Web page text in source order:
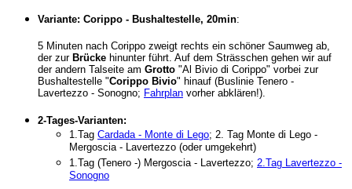
Variante: Corippo - Bushaltestelle, 20min:
5 Minuten nach Corippo zweigt rechts ein schöner Saumweg ab,
der zur Brücke hinunter führt. Auf dem Strässchen gehen wir auf
der andern Talseite am Grotto "Al Bivio di Corippo" vorbei zur
Bushaltestelle "Corippo Bivio" hinauf (Buslinie Tenero -
Lavertezzo - Sonogno; Fahrplan vorher abklären!).
2-Tages-Varianten:
1.Tag Cardada - Monte di Lego; 2. Tag Monte di Lego -
Mergoscia - Lavertezzo (oder umgekehrt)
1.Tag (Tenero -) Mergoscia - Lavertezzo; 2.Tag Lavertezzo -
Sonogno